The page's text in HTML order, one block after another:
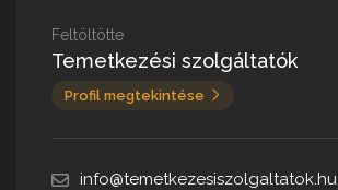
Feltöltötte
Temetkezési szolgáltatók
Profil megtekintése
info@temetkezesiszolgaltatok.hu